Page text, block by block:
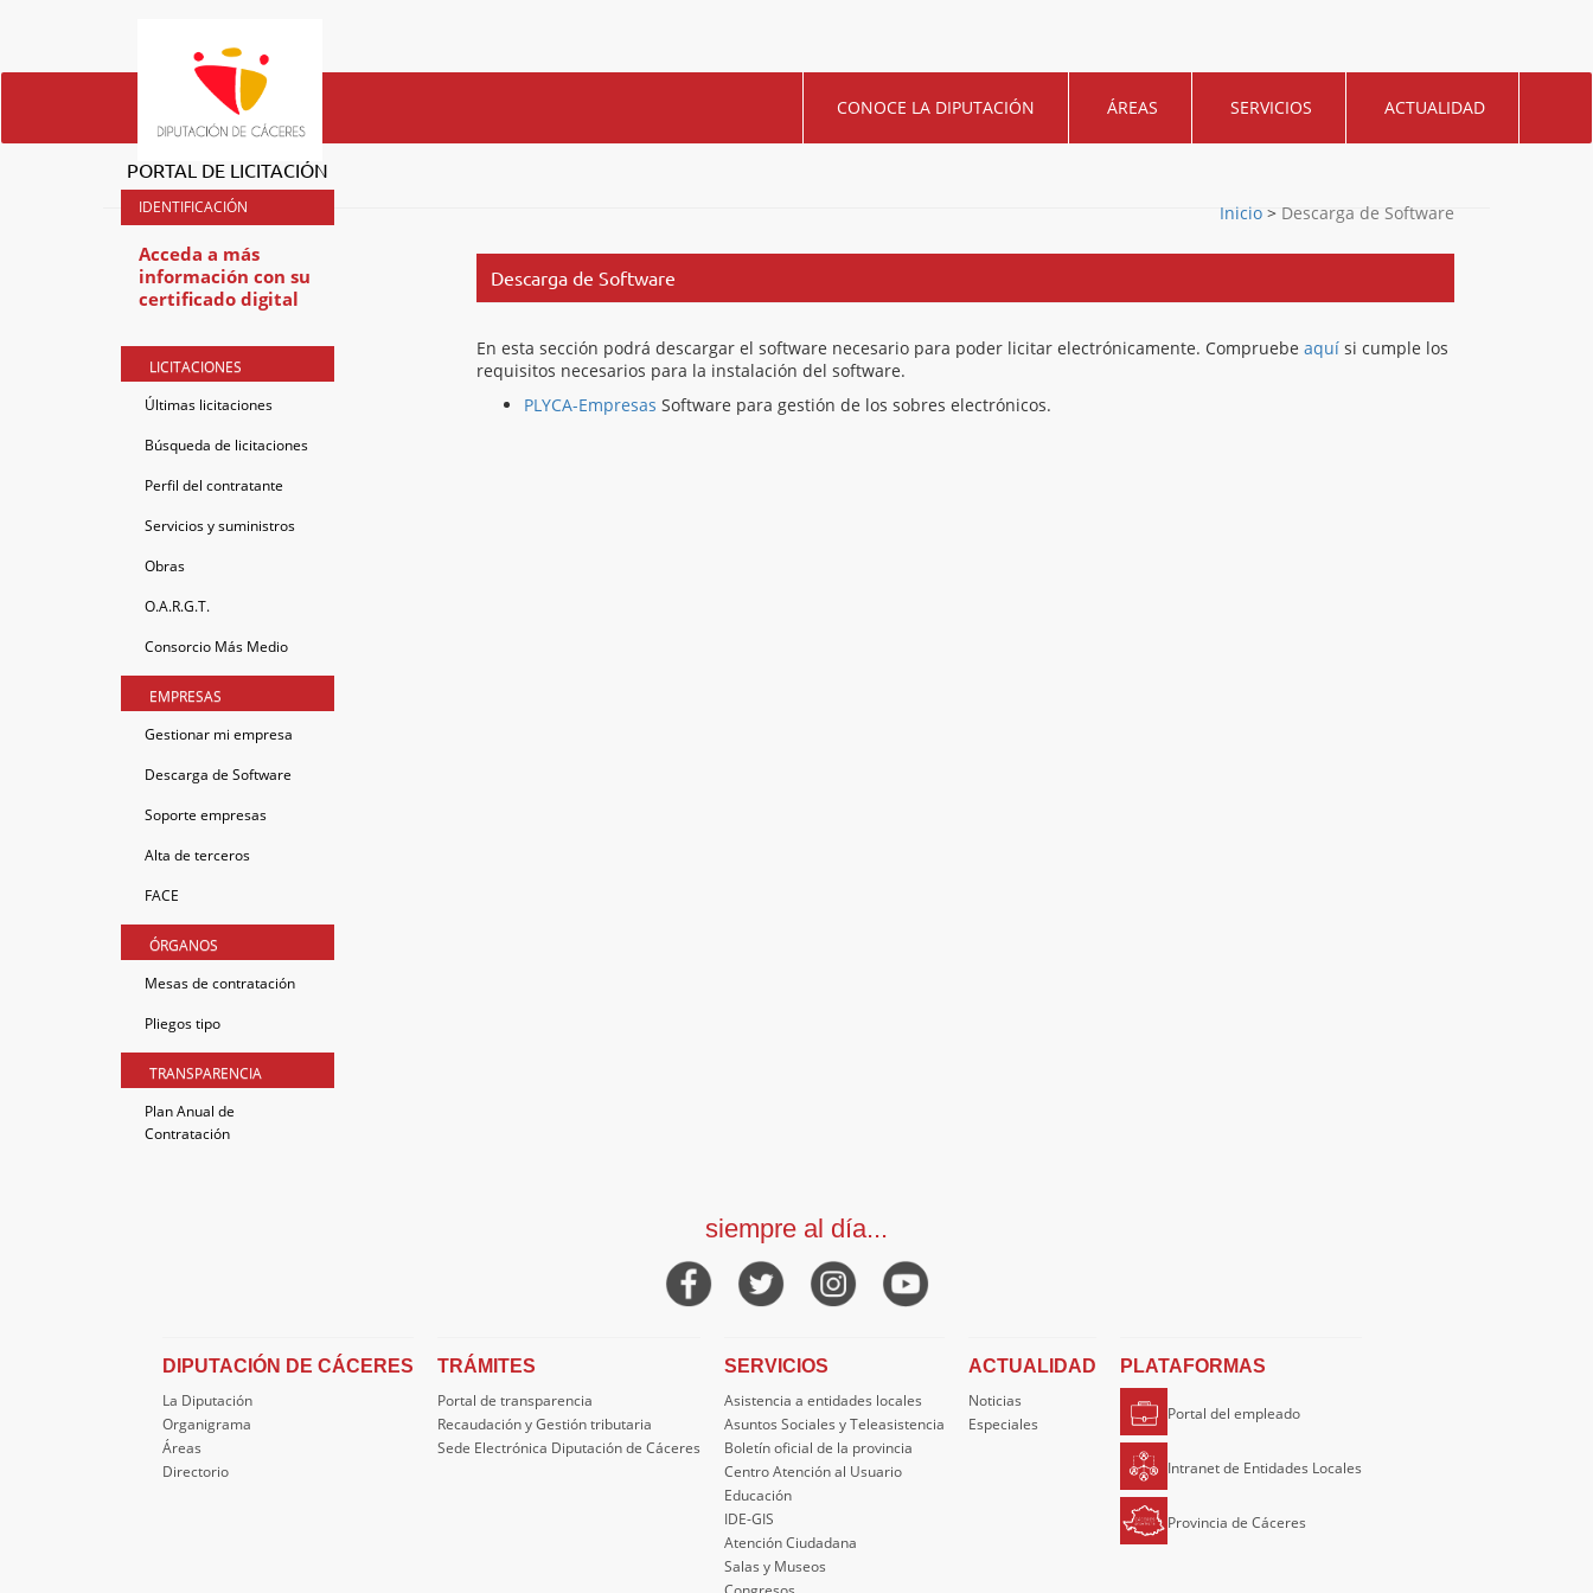
CONOCE LA DIPUTACIÓN ÁREAS SERVICIOS ACTUALIDAD
PORTAL DE LICITACIÓN
Acceda a más
información con su
certificado digital
LICITACIONES
Últimas licitaciones
Búsqueda de licitaciones
Perfil del contratante
Servicios y suministros
Obras
O.A.R.G.T.
Consorcio Más Medio
EMPRESAS
Gestionar mi empresa
Descarga de Software
Soporte empresas
Alta de terceros
FACE
ÓRGANOS
Mesas de contratación
Pliegos tipo
TRANSPARENCIA
Plan Anual de
Contratación
Inicio > Descarga de Software
Descarga de Software
En esta sección podrá descargar el software necesario para poder licitar electrónicamente. Compruebe aquí si cumple los
requisitos necesarios para la instalación del software.
PLYCA-Empresas Software para gestión de los sobres electrónicos.
siempre al día...
DIPUTACIÓN DE CÁCERES
La Diputación
Organigrama
Áreas
Directorio
TRÁMITES
Portal de transparencia
Recaudación y Gestión tributaria
Sede Electrónica Diputación de Cáceres
SERVICIOS
Asistencia a entidades locales
Asuntos Sociales y Teleasistencia
Boletín oficial de la provincia
Centro Atención al Usuario
Educación
IDE-GIS
Atención Ciudadana
Salas y Museos
ACTUALIDAD
Noticias
Especiales
PLATAFORMAS
Portal del empleado
Intranet de Entidades Locales
Provincia de Cáceres